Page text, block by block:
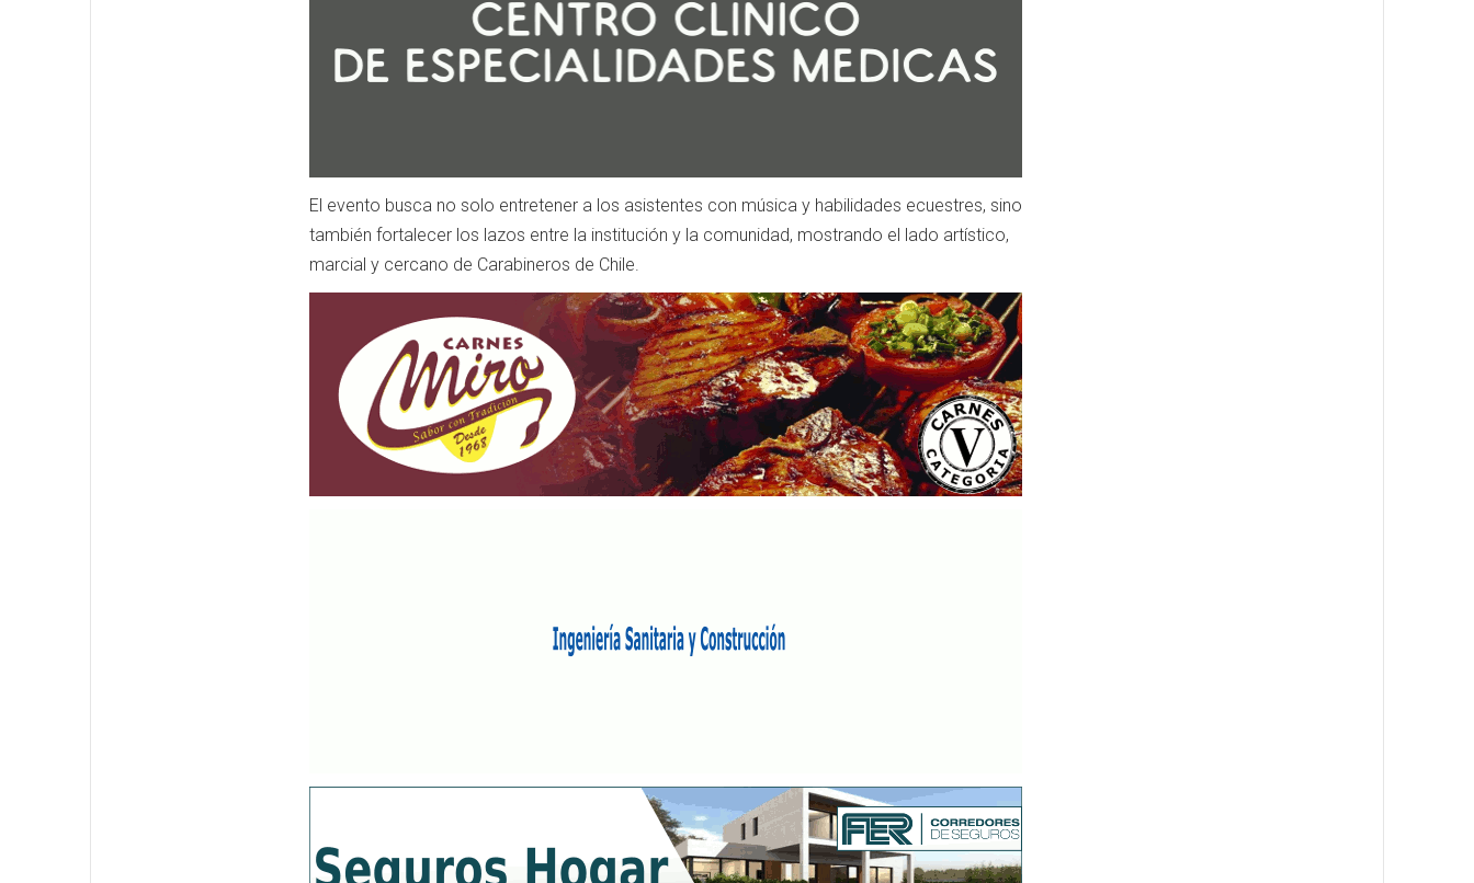
El evento busca no solo entretener a los asistentes con música y habilidades ecuestres, sino
también fortalecer los lazos entre la institución y la comunidad, mostrando el lado artístico,
marcial y cercano de Carabineros de Chile.